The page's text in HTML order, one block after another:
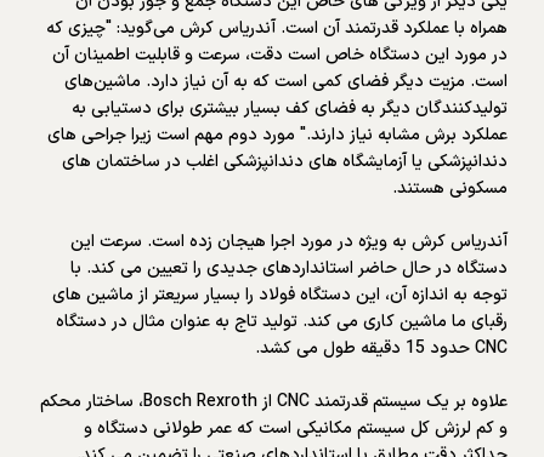
همراه با عملکرد قدرتمند آن است. آندریاس کرش می‌گوید: "چیزی که
در مورد این دستگاه خاص است دقت، سرعت و قابلیت اطمینان آن
است. مزیت دیگر فضای کمی است که به آن نیاز دارد. ماشین‌های
تولیدکنندگان دیگر به فضای کف بسیار بیشتری برای دستیابی به
عملکرد برش مشابه نیاز دارند." مورد دوم مهم است زیرا جراحی های
دندانپزشکی یا آزمایشگاه های دندانپزشکی اغلب در ساختمان های
مسکونی هستند.
آندریاس کرش به ویژه در مورد اجرا هیجان زده است. سرعت این
دستگاه در حال حاضر استانداردهای جدیدی را تعیین می کند. با
توجه به اندازه آن، این دستگاه فولاد را بسیار سریعتر از ماشین های
رقبای ما ماشین کاری می کند. تولید تاج به عنوان مثال در دستگاه
CNC حدود 15 دقیقه طول می کشد.
علاوه بر یک سیستم قدرتمند CNC از Bosch Rexroth، ساختار محکم
و کم لرزش کل سیستم مکانیکی است که عمر طولانی دستگاه و